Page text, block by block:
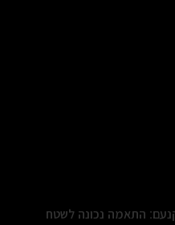
התאמה נכונה לשטח